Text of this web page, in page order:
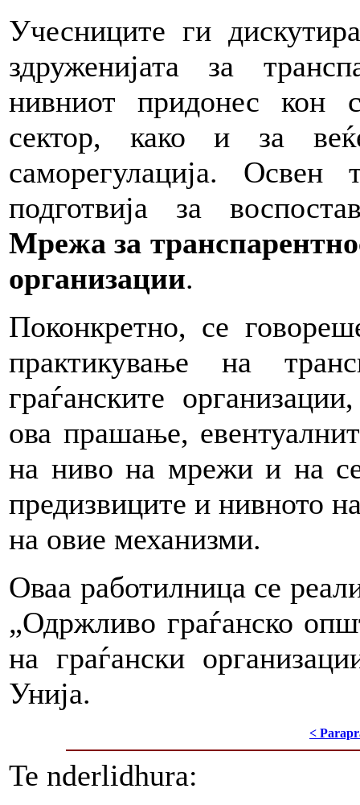
Учесниците ги
здруженијата за
нивниот придонес кон
сектор, како и за
саморегулација.
подготвија за
Мрежа за
организации.
Поконкретно, се
практикување на
граѓанските
ова прашање,
на ниво на мрежи и на
предизвиците и нивното
на овие механизми.
Оваа работилница се
„Одржливо граѓанско
на граѓански
Унија.
<
Te nderlidhura: